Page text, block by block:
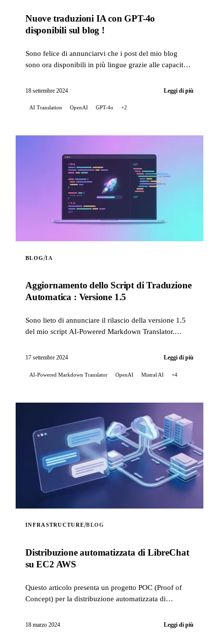
Nuove traduzioni IA con GPT-4o
disponibili sul blog !
Sono felice di annunciarvi che i post del mio blog
sono ora disponibili in più lingue grazie alle capacità
18 settembre 2024 Leggi di più
AI Translation OpenAI GPT-4o +2
BLOG/IA
Aggiornamento dello Script di Traduzione
Automatica : Versione 1.5
Sono lieto di annunciare il rilascio della versione 1.5
del mio script AI-Powered Markdown Translator.
signific...
17 settembre 2024 Leggi di più
AI-Powered Markdown Translator OpenAI Mistral AI +4
INFRASTRUCTURE/BLOG
Distribuzione automatizzata di LibreChat
su EC2 AWS
Questo articolo presenta un progetto POC (Proof of
Concept) per la distribuzione automatizzata di
orchestrare l'infrastr...
18 marzo 2024 Leggi di più